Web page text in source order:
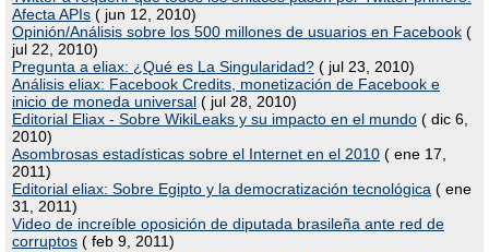
Afecta APIs ( jun 12, 2010)
Opinión/Análisis sobre los 500 millones de usuarios en Facebook (
jul 22, 2010)
Pregunta a eliax: ¿Qué es La Singularidad? ( jul 23, 2010)
Análisis eliax: Facebook Credits, monetización de Facebook e
inicio de moneda universal ( jul 28, 2010)
Editorial Eliax - Sobre WikiLeaks y su impacto en el mundo ( dic 6,
2010)
Asombrosas estadísticas sobre el Internet en el 2010 ( ene 17,
2011)
Editorial eliax: Sobre Egipto y la democratización tecnológica ( ene
31, 2011)
Video de increíble oposición de diputada brasileña ante red de
corruptos ( feb 9, 2011)